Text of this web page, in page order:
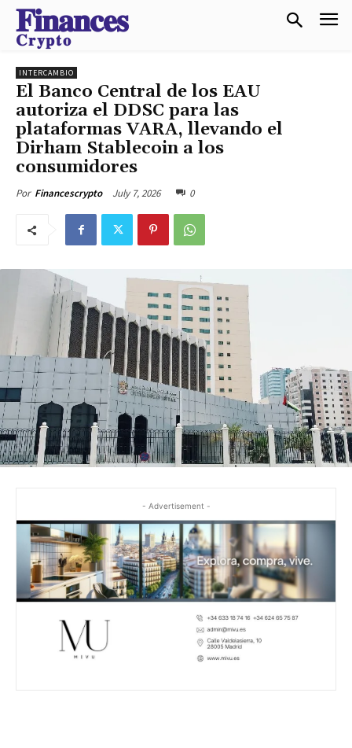
𝐅𝐢𝐧𝐚𝐧𝐜𝐞𝐬
𝐂𝐫𝐲𝐩𝐭𝐨
INTERCAMBIO
El Banco Central de los EAU
autoriza el DDSC para las
plataformas VARA, llevando el
Dirham Stablecoin a los
consumidores
Por Financescrypto July 7, 2026 0
- Advertisement -